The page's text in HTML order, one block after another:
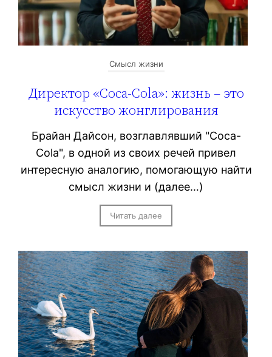
Смысл жизни
Директор «Coca-Cola»: жизнь – это
искусство жонглирования
Брайан Дайсон, возглавлявший "Coca-
Cola", в одной из своих речей привел
интересную аналогию, помогающую найти
смысл жизни и (далее…)
Читать далее